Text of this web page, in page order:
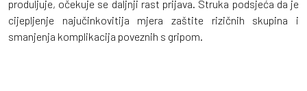
produljuje, očekuje se daljnji rast prijava. Struka podsjeća da je
cijepljenje najučinkovitija mjera zaštite rizičnih skupina i
smanjenja komplikacija poveznih s gripom.